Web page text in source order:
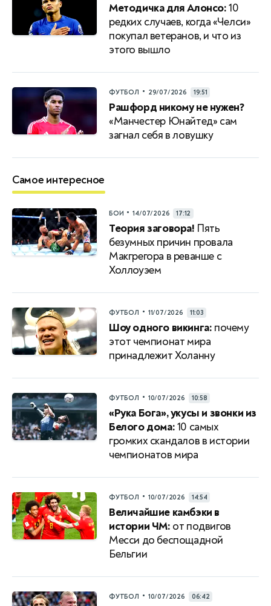
Методичка для Алонсо:10
редких случаев, когда «Челси»
покупал ветеранов, и что из
этого вышло
ФУТБОЛ • 29/07/2026 19:51
Рашфорд никому не нужен?
«Манчестер Юнайтед» сам
загнал себя в ловушку
Самое интересное
БОИ • 14/07/2026 17:12
Теория заговора! Пять
безумных причин провала
Макгрегора в реванше с
Холлоуэем
ФУТБОЛ • 11/07/2026 11:03
Шоу одного викинга: почему
этот чемпионат мира
принадлежит Холанну
ФУТБОЛ • 10/07/2026 10:58
«Рука Бога», укусы и звонки из
Белого дома:10 самых
громких скандалов в истории
чемпионатов мира
ФУТБОЛ • 10/07/2026 14:54
Величайшие камбэки в
истории ЧМ: от подвигов
Месси до беспощадной
Бельгии
ФУТБОЛ • 10/07/2026 06:42